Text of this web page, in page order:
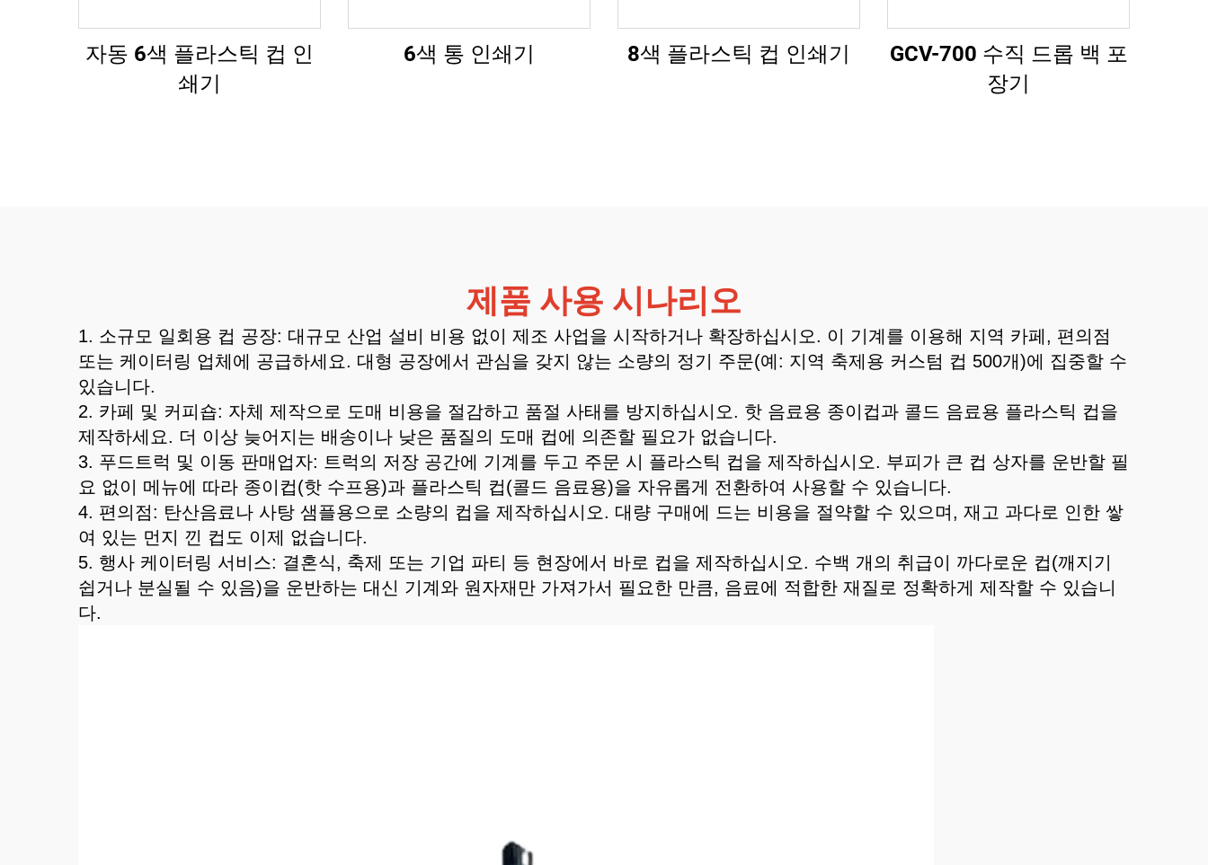
자동 6색 플라스틱 컵 인
쇄기
6색 통 인쇄기 8색 플라스틱 컵 인쇄기
GCV-700 수직 드롭 백 포
장기
제품 사용 시나리오
1. 소규모 일회용 컵 공장: 대규모 산업 설비 비용 없이 제조 사업을 시작하거나 확장하십시오. 이 기계를 이용해 지역 카페, 편의점
또는 케이터링 업체에 공급하세요. 대형 공장에서 관심을 갖지 않는 소량의 정기 주문(예: 지역 축제용 커스텀 컵 500개)에 집중할 수
있습니다.
2. 카페 및 커피숍: 자체 제작으로 도매 비용을 절감하고 품절 사태를 방지하십시오. 핫 음료용 종이컵과 콜드 음료용 플라스틱 컵을
제작하세요. 더 이상 늦어지는 배송이나 낮은 품질의 도매 컵에 의존할 필요가 없습니다.
3. 푸드트럭 및 이동 판매업자: 트럭의 저장 공간에 기계를 두고 주문 시 플라스틱 컵을 제작하십시오. 부피가 큰 컵 상자를 운반할 필
요 없이 메뉴에 따라 종이컵(핫 수프용)과 플라스틱 컵(콜드 음료용)을 자유롭게 전환하여 사용할 수 있습니다.
4. 편의점: 탄산음료나 사탕 샘플용으로 소량의 컵을 제작하십시오. 대량 구매에 드는 비용을 절약할 수 있으며, 재고 과다로 인한 쌓
여 있는 먼지 낀 컵도 이제 없습니다.
5. 행사 케이터링 서비스: 결혼식, 축제 또는 기업 파티 등 현장에서 바로 컵을 제작하십시오. 수백 개의 취급이 까다로운 컵(깨지기
쉽거나 분실될 수 있음)을 운반하는 대신 기계와 원자재만 가져가서 필요한 만큼, 음료에 적합한 재질로 정확하게 제작할 수 있습니
다.